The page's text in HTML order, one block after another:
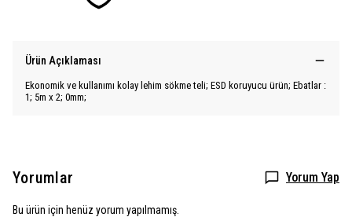
Ürün Açıklaması
Ekonomik ve kullanımı kolay lehim sökme teli; ESD koruyucu ürün; Ebatlar :
1; 5m x 2; 0mm;
Yorumlar Yorum Yap
Bu ürün için henüz yorum yapılmamış.